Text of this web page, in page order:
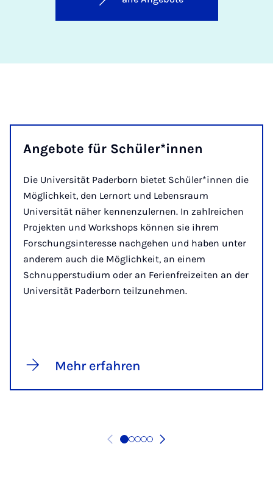
Angebote für Schüler*innen
Die Universität Paderborn bietet Schüler*innen die
Möglichkeit, den Lernort und Lebensraum
Universität näher kennenzulernen. In zahlreichen
Projekten und Workshops können sie ihrem
Forschungsinteresse nachgehen und haben unter
anderem auch die Möglichkeit, an einem
Schnupperstudium oder an Ferienfreizeiten an der
Universität Paderborn teilzunehmen.
Mehr erfahren